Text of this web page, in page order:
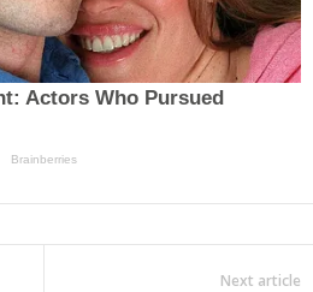
Next article